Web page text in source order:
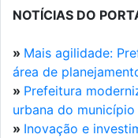
NOTÍCIAS DO
» Mais agilidade:
área de
» Prefeitura
urbana do município
» Inovação e